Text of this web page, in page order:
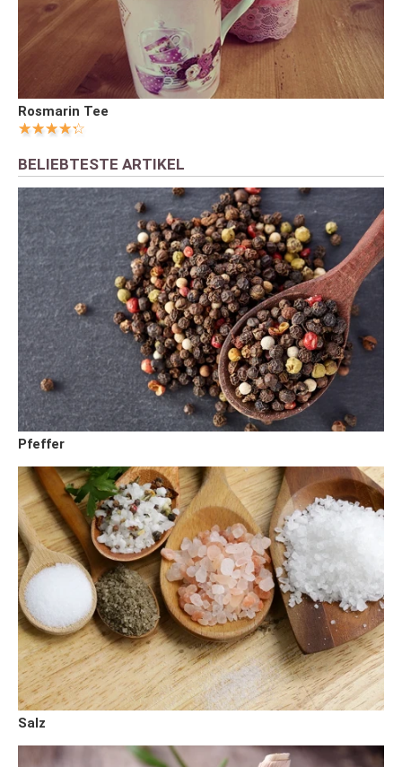
Rosmarin Tee
BELIEBTESTE ARTIKEL
Pfeffer
Salz